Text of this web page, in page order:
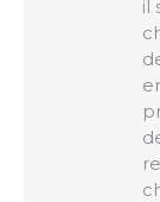
il